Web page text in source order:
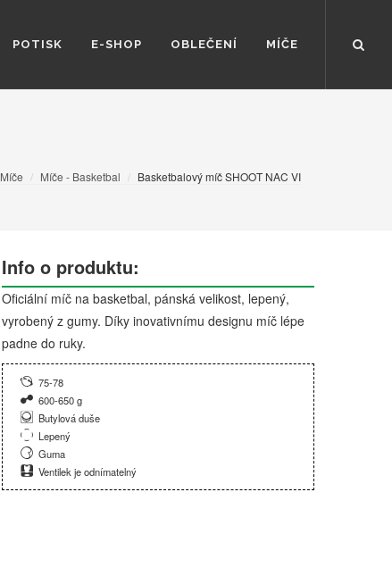
POTISK E-SHOP OBLEČENÍ MÍČE
Míče Míče - Basketbal Basketbalový míč SHOOT NAC VI
Info o produktu:
Oficiální míč na basketbal, pánská velikost, lepený,
vyrobený z gumy. Díky inovativnímu designu míč lépe
padne do ruky.
75-78
600-650 g
Butylová duše
Lepený
Guma
Ventilek je odnímatelný